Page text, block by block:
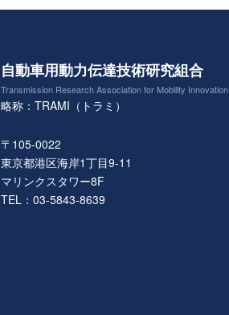
自動車用動力伝達技術研究組合
Transmission Research Association for Mobility Innovation
略称：TRAMI（トラミ）
〒105-0022
東京都港区海岸1丁目9-11
マリンクスタワー8F
TEL：03-5843-8639